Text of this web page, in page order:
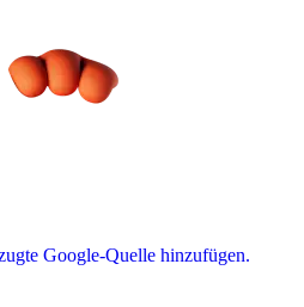
Google-Quelle hinzufügen.